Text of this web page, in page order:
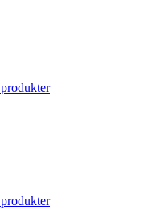
produkter
produkter